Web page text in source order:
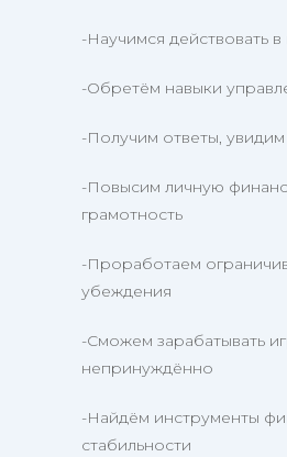
-Научимся действовать
-Обретём навыки
-Получим ответы, увидим
-Повысим личную
грамотность
-Проработаем
убеждения
-Сможем зарабатывать
непринуждённо
-Найдём инструменты
стабильности